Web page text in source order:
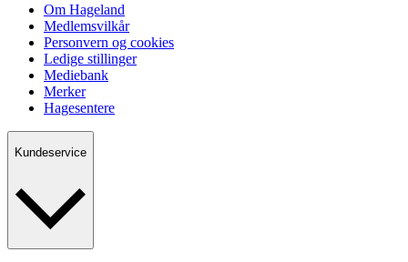
Om Hageland
Medlemsvilkår
Personvern og cookies
Ledige stillinger
Mediebank
Merker
Hagesentere
Kundeservice